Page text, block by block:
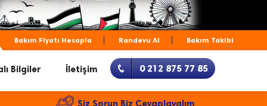
Bakım Fiyatı Hesapla Randevu Al Bakım Takibi
Bilgiler İletişim 0 212 875 77 85
Siz Sorun Biz Cevaplayalım